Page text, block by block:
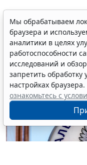
ФНС России
6 августа 2026 15:15
Мы обрабатываем
браузера и
аналитики в целях
работоспособности
исследований и
запретить
настройках
ознакомьтесь с